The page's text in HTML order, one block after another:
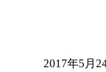
2017年5月